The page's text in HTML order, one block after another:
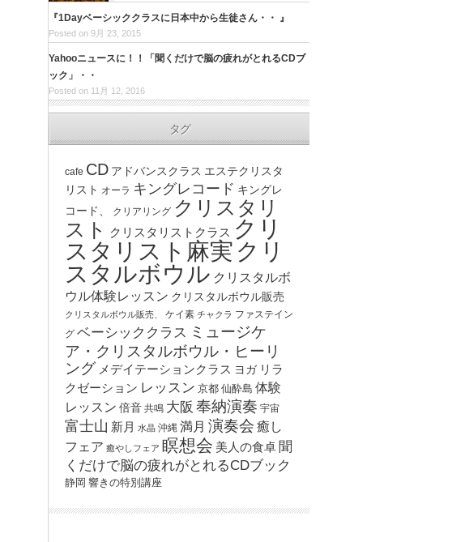
『1Dayベーシッククラスに日本中から生徒さん・・ 』
Posted on 9月 23, 2015
Yahooニュースに！！「聞くだけで脳の疲れがとれるCDブ
ック」・・
Posted on 11月 12, 2016
タグ
cafe CD アドバンスクラス エステクリスタ
リスト オーラ キングレコード キングレ
コード、
クリアリング クリスタリ
スト
クリスタリストクラス クリ
スタリスト麻実 クリ
スタルボウル クリスタルボ
ウル体験レッスン クリスタルボウル販売
クリスタルボウル販売、 ケイ素 チャクラ ファステイン
グ ベーシッククラス ミュージケ
ア・クリスタルボウル・ヒーリ
ング メデイテーションクラス ヨガ リラ
クゼーション レッスン 京都 仙酔島 体験
レッスン 倍音 共鳴 大阪 奉納演奏 宇宙
富士山 新月 水晶 沖縄 満月 演奏会 癒し
フェア 癒やしフェア 瞑想会 美人の食卓 聞
くだけで脳の疲れがとれるCDブック
静岡 響きの特別講座